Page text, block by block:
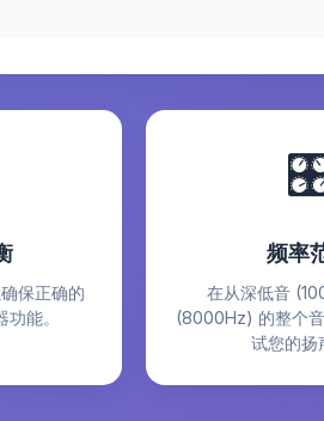
保正确的
能。
频率
在从深低音
(8000Hz) 的整个
试您的扬